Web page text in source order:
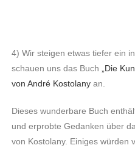
4) Wir steigen etwas tiefer ein
schauen uns das Buch
„Die
von André Kostolanyan.
Dieses wunderbare Buch
und erprobte Gedanken über
von Kostolany. Einiges würden